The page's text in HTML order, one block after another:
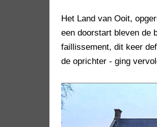
Het Land van Ooit,
een doorstart bleven de
faillissement, dit keer
de oprichter - ging